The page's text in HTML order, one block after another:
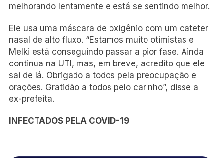
melhorando lentamente e está se sentindo melhor.
Ele usa uma máscara de oxigênio com um cateter
nasal de alto fluxo. “Estamos muito otimistas e
Melki está conseguindo passar a pior fase. Ainda
continua na UTI, mas, em breve, acredito que ele
sai de lá. Obrigado a todos pela preocupação e
orações. Gratidão a todos pelo carinho”, disse a
ex-prefeita.
INFECTADOS PELA COVID-19